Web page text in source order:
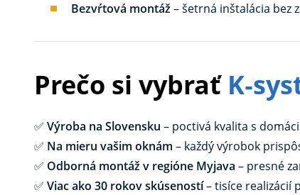
Bezvŕtová montáž– šetrná inštalácia bez
Prečo si vybrať
✅ Výroba na Slovensku – poctivá kvalita s
✅ Na mieru vašim oknám – každý výrobok
✅ Odborná montáž v regióne Myjava – presné
✅ Viac ako 30 rokov skúseností– tisíce realizácií